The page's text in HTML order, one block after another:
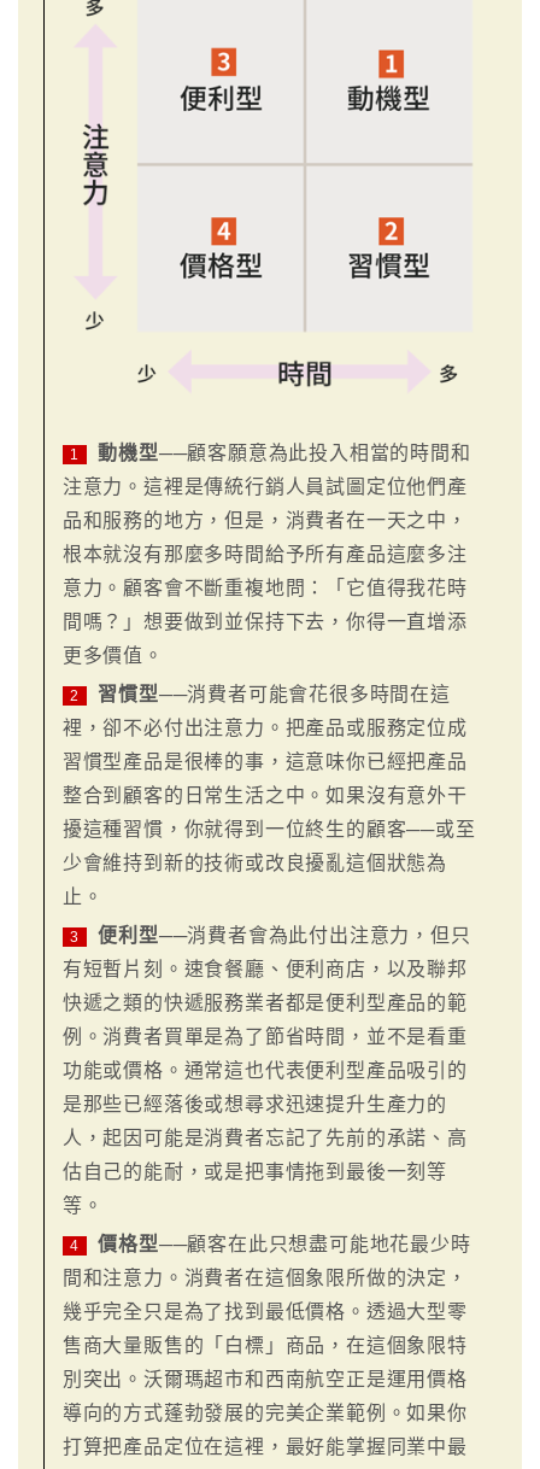
1 動機型──顧客願意為此投入相當的時間和
注意力。這裡是傳統行銷人員試圖定位他們產
品和服務的地方，但是，消費者在一天之中，
根本就沒有那麼多時間給予所有產品這麼多注
意力。顧客會不斷重複地問：「它值得我花時
間嗎？」想要做到並保持下去，你得一直增添
更多價值。
2 習慣型──消費者可能會花很多時間在這
裡，卻不必付出注意力。把產品或服務定位成
習慣型產品是很棒的事，這意味你已經把產品
整合到顧客的日常生活之中。如果沒有意外干
擾這種習慣，你就得到一位終生的顧客──或至
少會維持到新的技術或改良擾亂這個狀態為
止。
3 便利型──消費者會為此付出注意力，但只
有短暫片刻。速食餐廳、便利商店，以及聯邦
快遞之類的快遞服務業者都是便利型產品的範
例。消費者買單是為了節省時間，並不是看重
功能或價格。通常這也代表便利型產品吸引的
是那些已經落後或想尋求迅速提升生產力的
人，起因可能是消費者忘記了先前的承諾、高
估自己的能耐，或是把事情拖到最後一刻等
等。
4 價格型──顧客在此只想盡可能地花最少時
間和注意力。消費者在這個象限所做的決定，
幾乎完全只是為了找到最低價格。透過大型零
售商大量販售的「白標」商品，在這個象限特
別突出。沃爾瑪超市和西南航空正是運用價格
導向的方式蓬勃發展的完美企業範例。如果你
打算把產品定位在這裡，最好能掌握同業中最